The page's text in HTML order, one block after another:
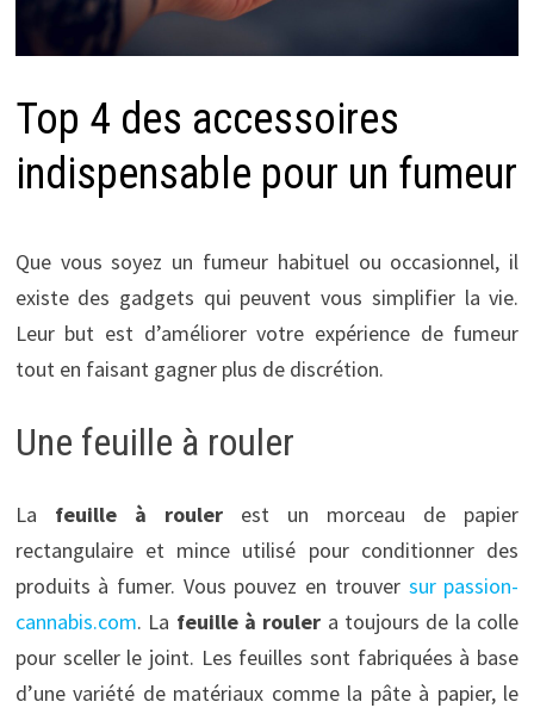
Top 4 des accessoires
indispensable pour un fumeur
Que vous soyez un fumeur habituel ou occasionnel, il
existe des gadgets qui peuvent vous simplifier la vie.
Leur but est d’améliorer votre expérience de fumeur
tout en faisant gagner plus de discrétion.
Une feuille à rouler
La feuille à rouler est un morceau de papier
rectangulaire et mince utilisé pour conditionner des
produits à fumer. Vous pouvez en trouver sur passion-
cannabis.com. La feuille à rouler a toujours de la colle
pour sceller le joint. Les feuilles sont fabriquées à base
d’une variété de matériaux comme la pâte à papier, le